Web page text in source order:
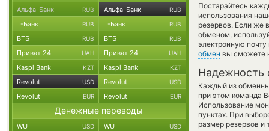
Постарайтесь
использования
резервов. Если же
обменом,
электронную
обмен вы сможете
Надежность
Каждый из
при этом команда
Использование
пунктах. При
размер резервов и
Альфа-Банк RUB Альфа-Банк RUB
Т-Банк RUB Т-Банк RUB
ВТБ RUB ВТБ RUB
Приват 24 UAH Приват 24 UAH
Kaspi Bank KZT Kaspi Bank KZT
Revolut USD Revolut USD
Revolut EUR Revolut EUR
Денежные переводы
WU USD WU USD